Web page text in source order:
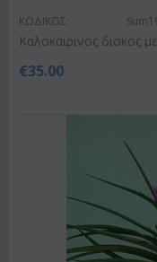
ΚΩΔΙΚΟΣ:
Kαλοκαιρινος δισκος
€35.00